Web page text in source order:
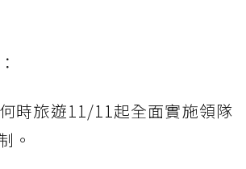
何時旅遊11/11起全面實施領隊
。